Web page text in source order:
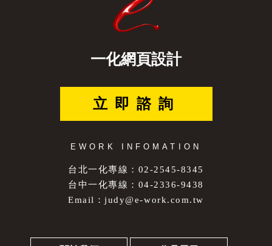
一化網頁設計
立即諮詢
EWORK INFOMATION
台北一化專線：02-2545-8345
台中一化專線：04-2336-9438
Email：judy@e-work.com.tw